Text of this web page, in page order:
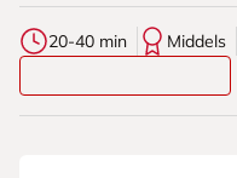
20-40 min Middels